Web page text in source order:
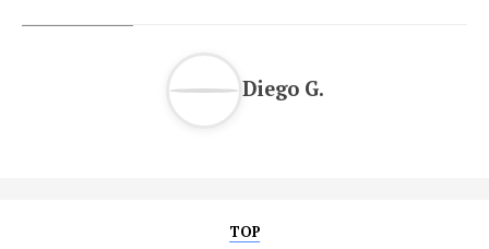
Diego G.
TOP